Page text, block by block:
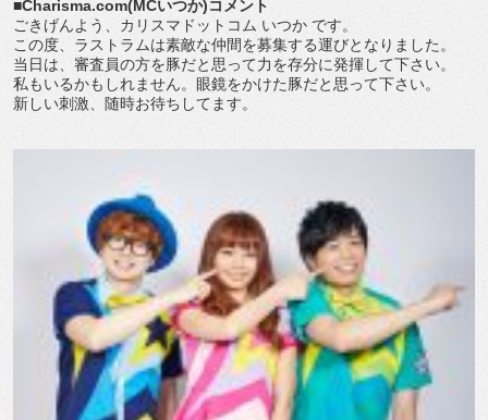
■Charisma.com(MCいつか)コメント
ごきげんよう、カリスマドットコム いつか です。
この度、ラストラムは素敵な仲間を募集する運びとなりました。
当日は、審査員の方を豚だと思って力を存分に発揮して下さい。
私もいるかもしれません。眼鏡をかけた豚だと思って下さい。
新しい刺激、随時お待ちしてます。